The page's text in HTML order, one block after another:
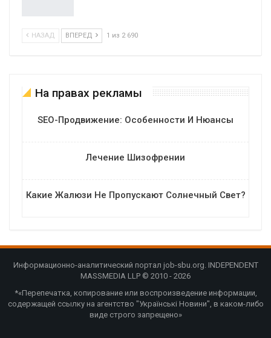
НАЗАД ВПЕРЕД 1 из 2 690
На правах рекламы
SEO-Продвижение: Особенности И Нюансы
Лечение Шизофрении
Какие Жалюзи Не Пропускают Солнечный Свет?
Информационно-аналитический портал job-sbu.org. INDEPENDENT
MASSMEDIA LLP © 2010 - 2026
*«Перепечатка, копирование или воспроизведение информации,
содержащей ссылку на агентство "Українські Новини", в каком-либо
виде строго запрещено»